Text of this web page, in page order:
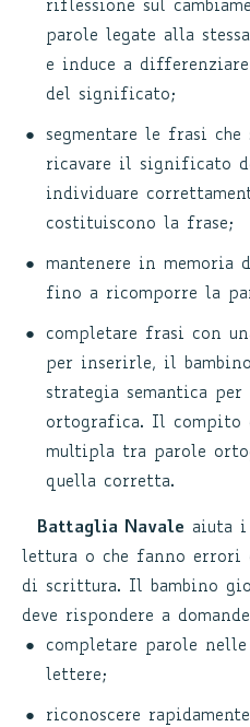
riflessione sul
parole legate alla
e induce a
del significato;
segmentare le frasi
ricavare il significato
individuare
costituiscono la frase;
mantenere in memoria
fino a ricomporre la
completare frasi con
per inserirle, il
strategia semantica per
ortografica. Il compito
multipla tra parole
quella corretta.
Battaglia Navale aiuta
lettura o che fanno
di scrittura. Il bambino
deve rispondere a
completare parole
lettere;
riconoscere